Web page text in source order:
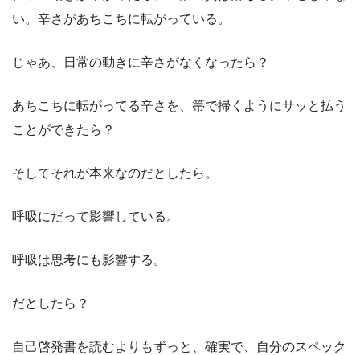
い。辛さがあちこちに転がっている。
じゃあ、日常の動きに辛さがなくなったら？
あちこちに転がってる辛さを、箒で掃くようにサッと払う
ことができたら？
そしてそれが本来なのだとしたら。
呼吸にだって影響している。
呼吸は思考にも影響する。
だとしたら？
自己啓発書を読むよりもずっと、確実で、自分のスペック